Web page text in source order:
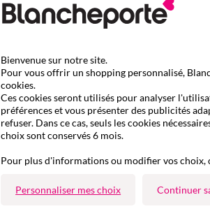
D'autres
Bienvenue sur notre site.
Pour vous offrir un shopping personnalisé,
cookies.
Ces cookies seront utilisés pour analyser
préférences et vous présenter des publicités
refuser. Dans ce cas, seuls les cookies
choix sont conservés 6 mois.
Pour plus d'informations ou modifier vos choix,
Personnaliser mes choix Continuer